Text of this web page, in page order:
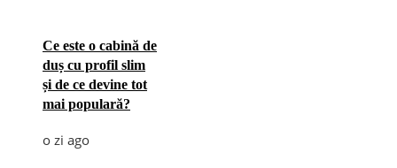
Ce este o cabină de
duș cu profil slim
și de ce devine tot
mai populară?
o zi ago